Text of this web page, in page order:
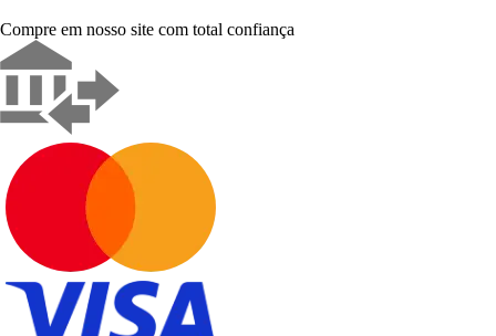
Compre em nosso site com total confiança